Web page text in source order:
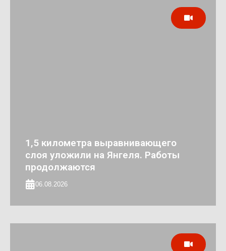
1,5 километра выравнивающего
слоя уложили на Янгеля. Работы
продолжаются
06.08.2026